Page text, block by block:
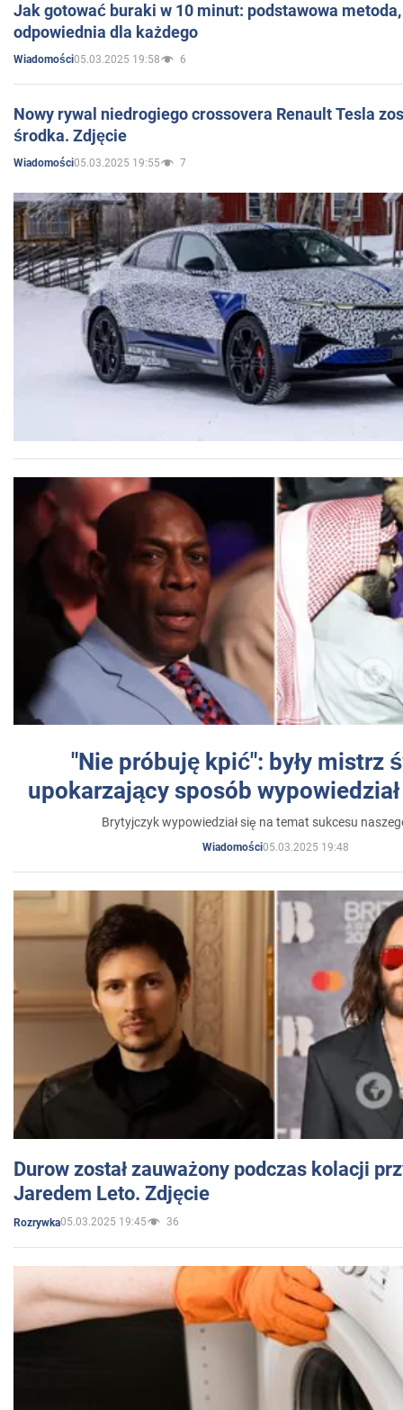
Jak gotować buraki w 10 minut: podstawowa
odpowiednia dla każdego
Wiadomości05.03.2025 19:58 6
Nowy rywal niedrogiego crossovera Renault Tesla
środka. Zdjęcie
Wiadomości05.03.2025 19:55 7
"Nie próbuję kpić": były mistrz
upokarzający sposób
Brytyjczyk wypowiedział się na temat sukcesu
Wiadomości05.03.2025 19:48
Durow został zauważony podczas kolacji
Jaredem Leto. Zdjęcie
Rozrywka05.03.2025 19:45 36